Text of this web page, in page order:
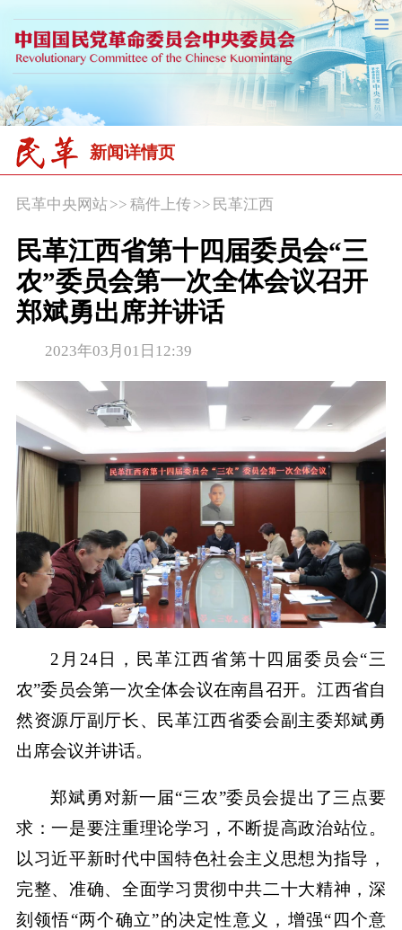
新闻详情页
民革中央网站>> 稿件上传 >> 民革江西
民革江西省第十四届委员会“三
农”委员会第一次全体会议召开
郑斌勇出席并讲话
2023年03月01日12:39
2月24日，民革江西省第十四届委员会“三
农”委员会第一次全体会议在南昌召开。江西省自
然资源厅副厅长、民革江西省委会副主委郑斌勇
出席会议并讲话。
郑斌勇对新一届“三农”委员会提出了三点要
求：一是要注重理论学习，不断提高政治站位。
以习近平新时代中国特色社会主义思想为指导，
完整、准确、全面学习贯彻中共二十大精神，深
刻领悟“两个确立”的决定性意义，增强“四个意